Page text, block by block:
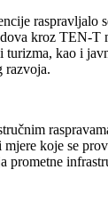
raspravljalo
kroz TEN-T
turizma, kao i
razvoja.
koje se
prometne